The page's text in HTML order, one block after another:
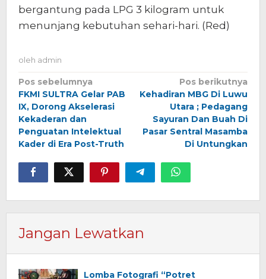
bergantung pada LPG 3 kilogram untuk
menunjang kebutuhan sehari-hari. (Red)
oleh admin
Navigasi
pos
Pos sebelumnya
FKMI SULTRA Gelar PAB
IX, Dorong Akselerasi
Kekaderan dan
Penguatan Intelektual
Kader di Era Post-Truth
Pos berikutnya
Kehadiran MBG Di Luwu
Utara ; Pedagang
Sayuran Dan Buah Di
Pasar Sentral Masamba
Di Untungkan
Jangan Lewatkan
Lomba Fotografi “Potret